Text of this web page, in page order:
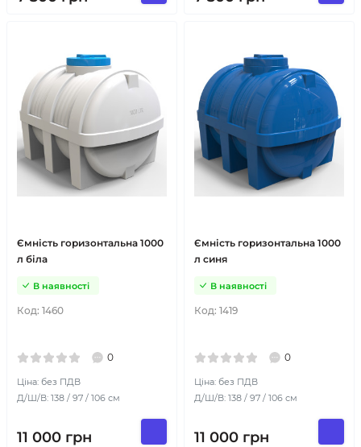
Ємність горизонтальна 1000
л біла
Код: 1460
В наявності
0
Ціна: без ПДВ
Д/Ш/В: 138 / 97 / 106 см
11 000 грн
Ємність горизонтальна 1000
л синя
Код: 1419
В наявності
0
Ціна: без ПДВ
Д/Ш/В: 138 / 97 / 106 см
11 000 грн